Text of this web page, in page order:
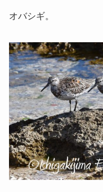
オバシギ。